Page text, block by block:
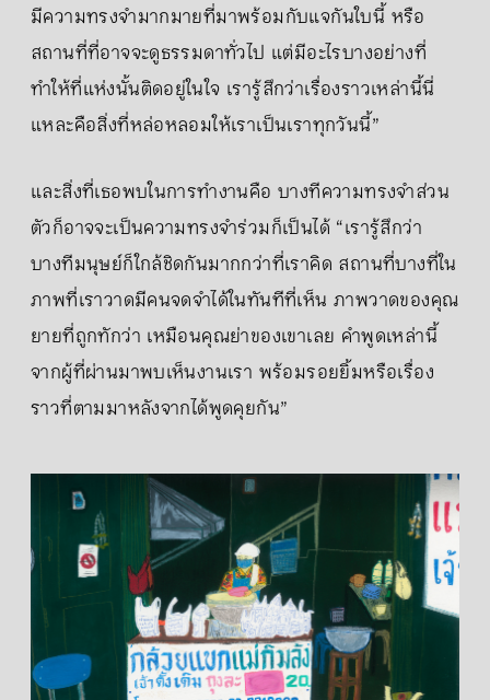
มีความทรงจำมากมายที่มาพร้อมกับแจกันใบนี้ หรือ
สถานที่ที่อาจจะดูธรรมดาทั่วไป แต่มีอะไรบางอย่างที่
ทำให้ที่แห่งนั้นติดอยู่ในใจ เรารู้สึกว่าเรื่องราวเหล่านี้นี่
แหละคือสิ่งที่หล่อหลอมให้เราเป็นเราทุกวันนี้”
และสิ่งที่เธอพบในการทำงานคือ บางทีความทรงจำส่วน
ตัวก็อาจจะเป็นความทรงจำร่วมก็เป็นได้ “เรารู้สึกว่า
บางทีมนุษย์ก็ใกล้ชิดกันมากกว่าที่เราคิด สถานที่บางที่ใน
ภาพที่เราวาดมีคนจดจำได้ในทันทีที่เห็น ภาพวาดของคุณ
ยายที่ถูกทักว่า เหมือนคุณย่าของเขาเลย คำพูดเหล่านี้
จากผู้ที่ผ่านมาพบเห็นงานเรา พร้อมรอยยิ้มหรือเรื่อง
ราวที่ตามมาหลังจากได้พูดคุยกัน”